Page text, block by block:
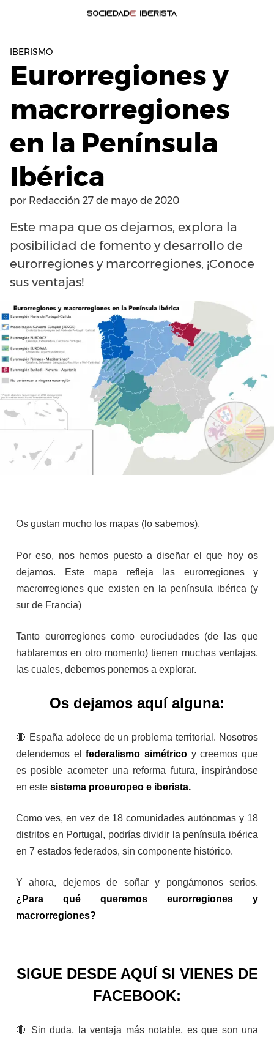
IBERISMO
Eurorregiones y
macrorregiones
en la Península
Ibérica
por Redacción 27 de mayo de 2020
Este mapa que os dejamos, explora la
posibilidad de fomento y desarrollo de
eurorregiones y marcorregiones, ¡Conoce
sus ventajas!
Os gustan mucho los mapas (lo sabemos).
Por eso, nos hemos puesto a diseñar el que hoy os
dejamos. Este mapa refleja las eurorregiones y
macrorregiones que existen en la península ibérica (y
sur de Francia)
Tanto eurorregiones como eurociudades (de las que
hablaremos en otro momento) tienen muchas ventajas,
las cuales, debemos ponernos a explorar.
Os dejamos aquí alguna:
🔴 España adolece de un problema territorial. Nosotros
defendemos elfederalismo simétrico y creemos que
es posible acometer una reforma futura, inspirándose
en este sistema proeuropeo e iberista.
Como ves, en vez de 18 comunidades autónomas y 18
distritos en Portugal, podrías dividir la península ibérica
en 7 estados federados, sin componente histórico.
Y ahora, dejemos de soñar y pongámonos serios.
¿Para qué queremos eurorregiones y
macrorregiones?
SIGUE DESDE AQUÍ SI VIENES DE
FACEBOOK:
🔴 Sin duda, la ventaja más notable, es que son una